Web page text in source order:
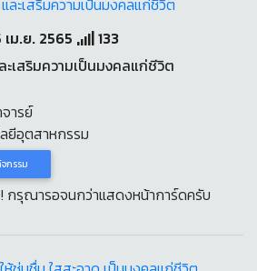
ม.ย. 2565
133
ะเสริมความเป็นมงคลแก่ชีวิต
ารย์
ยีอุตสาหกรรม
กรรม
กรุณารอจนกว่าแสดงหน้าการ์ดครับ